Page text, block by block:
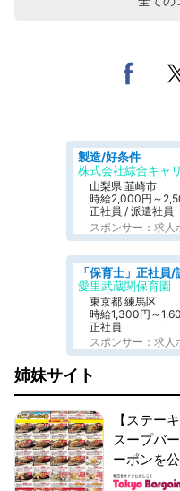
製造/好条件
株式会社綜合キャ
山梨県 韮崎市
時給2,000円～
正社員 / 派遣社員
スポンサー：求人
「保育士」正社員
愛里武蔵関保育園
東京都 練馬区
時給1,300円～
正社員
スポンサー：求人
姉妹サイト
【ステー
スープバ
ーポンを